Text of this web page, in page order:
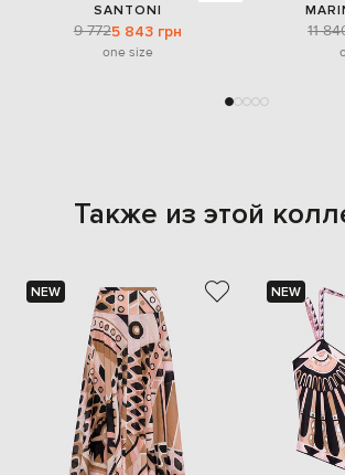
SANTONI
9 7725 843 грн
one size
11
Также из этой
NEW NEW